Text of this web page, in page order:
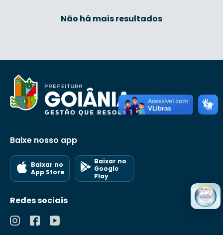
Não há mais resultados
Baixe nosso app
Baixar no
App Store
Baixar no
Google
Play
Redes sociais